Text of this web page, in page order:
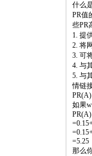
什么
PR值
些PR
1. 提
2. 将
3. 可
4. 与
5. 与
情链
如果
=5.25
那么